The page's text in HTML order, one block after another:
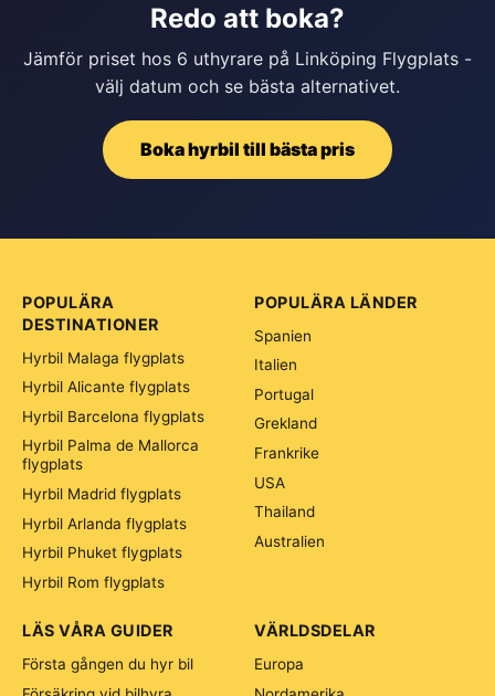
Redo att boka?
Jämför priset hos 6 uthyrare på Linköping Flygplats -
välj datum och se bästa alternativet.
Boka hyrbil till bästa pris
POPULÄRA
DESTINATIONER
Hyrbil Malaga flygplats
Hyrbil Alicante flygplats
Hyrbil Barcelona flygplats
Hyrbil Palma de Mallorca
flygplats
Hyrbil Madrid flygplats
Hyrbil Arlanda flygplats
Hyrbil Phuket flygplats
Hyrbil Rom flygplats
POPULÄRA LÄNDER
Spanien
Italien
Portugal
Grekland
Frankrike
USA
Thailand
Australien
VÄRLDSDELAR
Europa
LÄS VÅRA GUIDER
Första gången du hyr bil